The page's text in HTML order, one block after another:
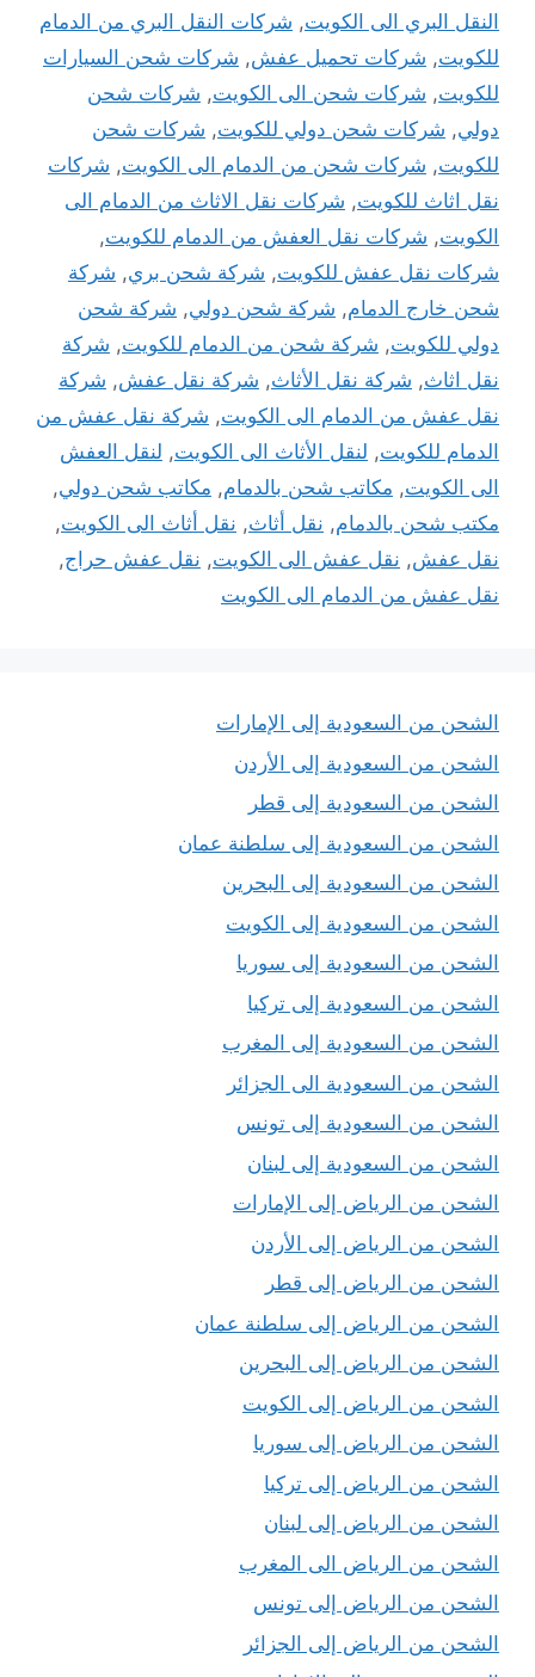
النقل البري الى الكويت, شركات النقل البري من الدمام
للكويت, شركات تحميل عفش, شركات شحن السيارات
للكويت, شركات شحن الى الكويت, شركات شحن
دولي, شركات شحن دولي للكويت, شركات شحن
للكويت, شركات شحن من الدمام الى الكويت, شركات
نقل اثاث للكويت, شركات نقل الاثاث من الدمام الى
الكويت, شركات نقل العفش من الدمام للكويت,
شركات نقل عفش للكويت, شركة شحن بري, شركة
شحن خارج الدمام, شركة شحن دولي, شركة شحن
دولي للكويت, شركة شحن من الدمام للكويت, شركة
نقل اثاث, شركة نقل الأثاث, شركة نقل عفش, شركة
نقل عفش من الدمام الى الكويت, شركة نقل عفش من
الدمام للكويت, لنقل الأثاث الى الكويت, لنقل العفش
الى الكويت, مكاتب شحن بالدمام, مكاتب شحن دولي,
مكتب شحن بالدمام, نقل أثاث, نقل أثاث الى الكويت,
نقل عفش, نقل عفش الى الكويت, نقل عفش حراج,
نقل عفش من الدمام الى الكويت
الشحن من السعودية إلى الإمارات
الشحن من السعودية إلى الأردن
الشحن من السعودية إلى قطر
الشحن من السعودية إلى سلطنة عمان
الشحن من السعودية إلى البحرين
الشحن من السعودية إلى الكويت
الشحن من السعودية إلى سوريا
الشحن من السعودية إلى تركيا
الشحن من السعودية إلى المغرب
الشحن من السعودية الى الجزائر
الشحن من السعودية إلى تونس
الشحن من السعودية إلى لبنان
الشحن من الرياض إلى الإمارات
الشحن من الرياض إلى الأردن
الشحن من الرياض إلى قطر
الشحن من الرياض إلى سلطنة عمان
الشحن من الرياض إلى البحرين
الشحن من الرياض إلى الكويت
الشحن من الرياض إلى سوريا
الشحن من الرياض إلى تركيا
الشحن من الرياض إلى لبنان
الشحن من الرياض الى المغرب
الشحن من الرياض إلى تونس
الشحن من الرياض إلى الجزائر